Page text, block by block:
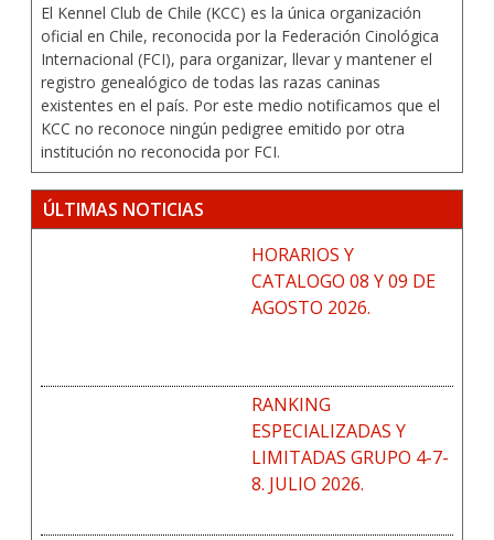
El Kennel Club de Chile (KCC) es la única organización
oficial en Chile, reconocida por la Federación Cinológica
Internacional (FCI), para organizar, llevar y mantener el
registro genealógico de todas las razas caninas
existentes en el país. Por este medio notificamos que el
KCC no reconoce ningún pedigree emitido por otra
institución no reconocida por FCI.
ÚLTIMAS NOTICIAS
HORARIOS Y
CATALOGO 08 Y 09 DE
AGOSTO 2026.
RANKING
ESPECIALIZADAS Y
LIMITADAS GRUPO 4-7-
8. JULIO 2026.